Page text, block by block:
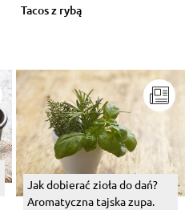
Tacos z rybą
Jak dobierać zioła do dań?
Aromatyczna tajska zupa.